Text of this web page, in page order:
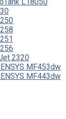
2320
MF453dw
MF443dw